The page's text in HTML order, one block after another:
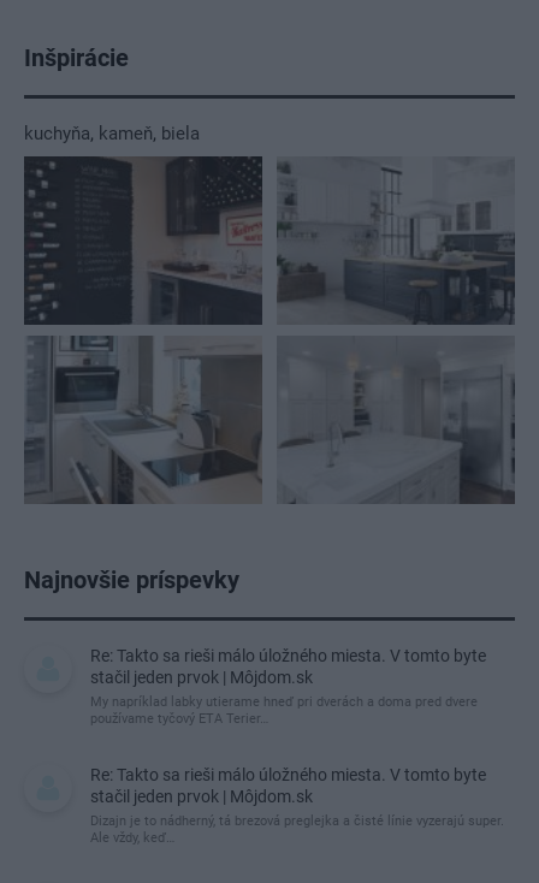
Inšpirácie
kuchyňa, kameň, biela
Najnovšie príspevky
Re: Takto sa rieši málo úložného miesta. V tomto byte
stačil jeden prvok | Môjdom.sk
My napríklad labky utierame hneď pri dverách a doma pred dvere
používame tyčový ETA Terier…
Re: Takto sa rieši málo úložného miesta. V tomto byte
stačil jeden prvok | Môjdom.sk
Dizajn je to nádherný, tá brezová preglejka a čisté línie vyzerajú super.
Ale vždy, keď…